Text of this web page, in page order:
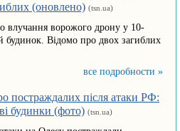
(оновлено) (tsn.ua)
влучання ворожого дрону у 10-
будинок. Відомо про двох загиблих
все подробности »
постраждалих після атаки РФ:
будинки (фото) (tsn.ua)